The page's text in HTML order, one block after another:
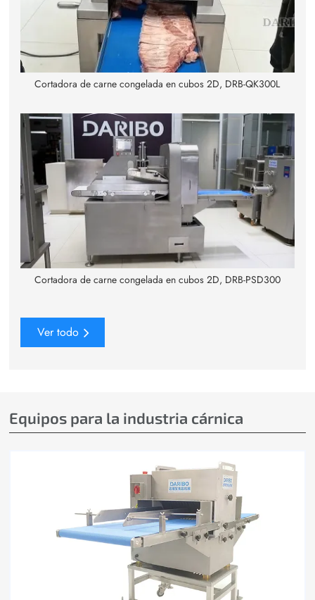
Cortadora de carne congelada en cubos 2D, DRB-QK300L
Cortadora de carne congelada en cubos 2D, DRB-PSD300
Ver todo
Equipos para la industria cárnica